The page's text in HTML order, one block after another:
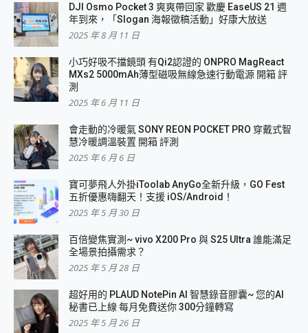
DJI Osmo Pocket 3 爽爽帶回家 歡慶 EaseUS 21 週
年到來，「Slogan 海報徵稿活動」好康大放送
2025 年 8 月 11 日
小巧好吸不擋鏡頭 有Qi2認證的 ONPRO MagReact
MXs2 5000mAh薄型磁吸無線急速行動電源 開箱 評
測
2025 年 6 月 11 日
會走動的冷暖氣 SONY REON POCKET PRO 穿戴式智
慧冷暖調溫裝置 開箱 評測
2025 年 6 月 6 日
寶可夢飛人外掛iToolab AnyGo全新升級，GO Fest
五折優惠嗨翻天！支援 iOS/Android！
2025 年 5 月 30 日
百倍變焦實測~ vivo X200 Pro 與 S25 Ultra 誰能滿足
全場景拍攝需求？
2025 年 5 月 28 日
超好用的 PLAUD NotePin AI 智慧錄音膠囊~ 您的AI
秘書已上線 每月免費送你 300分鐘轉寫
2025 年 5 月 26 日